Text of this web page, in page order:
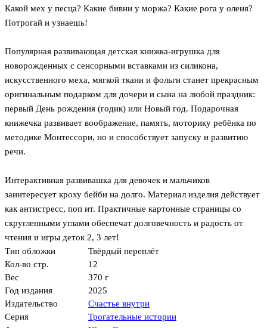
Какой мех у песца? Какие бивни у моржа? Какие рога у оленя?
Потрогай и узнаешь!
Популярная развивающая детская книжка-игрушка для
новорожденных с сенсорными вставками из силикона,
искусственного меха, мягкой ткани и фольги станет прекрасным
оригинальным подарком для дочери и сына на любой праздник:
первый День рождения (годик) или Новый год. Подарочная
книжечка развивает воображение, память, моторику ребёнка по
методике Монтессори, но и способствует запуску и развитию
речи.
Интерактивная развивашка для девочек и мальчиков
заинтересует кроху бейби на долго. Материал изделия действует
как антистресс, поп ит. Практичные картонные страницы со
скругленными углами обеспечат долговечность и радость от
чтения и игры деток 2, 3 лет!
Тип обложки
Твёрдый переплёт
Кол-во стр.
12
Вес
370 г
Год издания
2025
Издательство
Счастье внутри
Серия
Трогательные истории